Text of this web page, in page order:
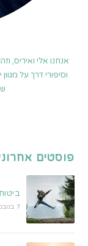
אנחנו אלי ואיריס,
וסיפורי דרך על
פוסטים
7 בנובמבר 2025